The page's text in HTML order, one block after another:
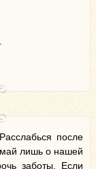
после
лишь о нашей
заботы. Если